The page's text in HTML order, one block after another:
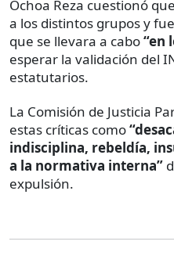
Ochoa Reza cuestionó
a los distintos grupos y
que se llevara a cabo“en
esperar la validación del
estatutarios.
La Comisión de Justicia
estas críticas como
indisciplina, rebeldía,
a la normativa interna”
expulsión.